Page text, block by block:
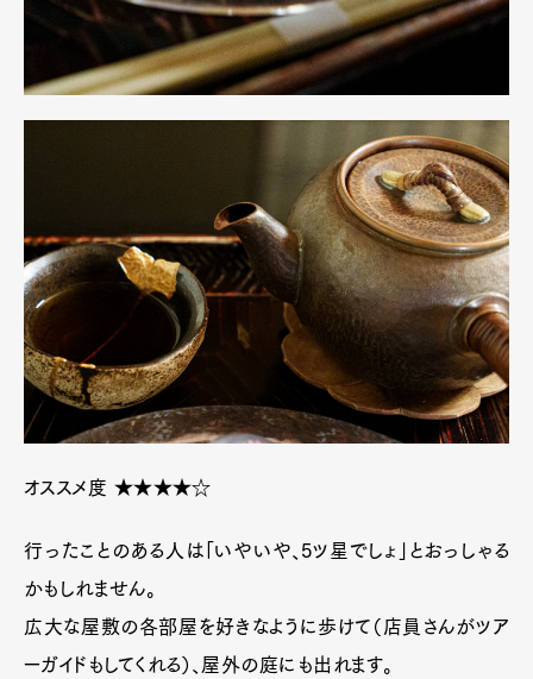
オススメ度 ★★★★☆
行ったことのある人は「いやいや、5ツ星でしょ」とおっしゃる
かもしれません。
広大な屋敷の各部屋を好きなように歩けて（店員さんがツア
ーガイドもしてくれる）、屋外の庭にも出れます。